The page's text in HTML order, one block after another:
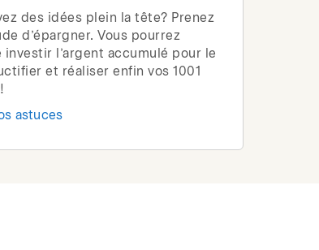
des idées plein la tête? Prenez
d’épargner. Vous pourrez
investir l’argent accumulé pour le
et réaliser enfin vos 1001
astuces